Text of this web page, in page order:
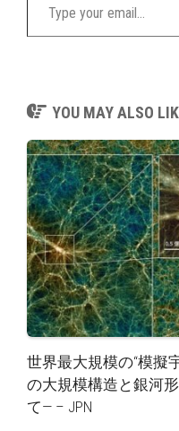
YOU MAY ALSO
世界最大規模の“模擬
の大規模構造と銀河
て— – JPN